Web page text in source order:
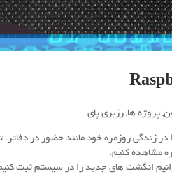
, پروژه ها, رزبری پای
زندگی روزمره خود مانند حضور در دفاتر،
مشاهده کنیم.
انگشت های جدید را در سیستم ثبت